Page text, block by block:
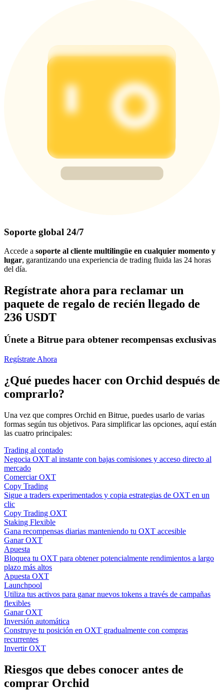
Soporte global 24/7
Accede a soporte al cliente multilingüe en cualquier momento y
lugar, garantizando una experiencia de trading fluida las 24 horas
del día.
Regístrate ahora para reclamar un
paquete de regalo de recién llegado de
236 USDT
Únete a Bitrue para obtener recompensas exclusivas
Regístrate Ahora
¿Qué puedes hacer con Orchid después de
comprarlo?
Una vez que compres Orchid en Bitrue, puedes usarlo de varias
formas según tus objetivos. Para simplificar las opciones, aquí están
las cuatro principales:
Trading al contado
Negocia OXT al instante con bajas comisiones y acceso directo al
mercado
Comerciar OXT
Copy Trading
Sigue a traders experimentados y copia estrategias de OXT en un
clic
Copy Trading OXT
Staking Flexible
Gana recompensas diarias manteniendo tu OXT accesible
Ganar OXT
Apuesta
Bloquea tu OXT para obtener potencialmente rendimientos a largo
plazo más altos
Apuesta OXT
Launchpool
Utiliza tus activos para ganar nuevos tokens a través de campañas
flexibles
Ganar OXT
Inversión automática
Construye tu posición en OXT gradualmente con compras
recurrentes
Invertir OXT
Riesgos que debes conocer antes de
comprar Orchid